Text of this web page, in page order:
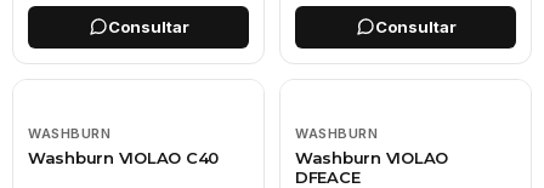
Consultar Consultar
WASHBURN
Washburn VIOLAO C40
WASHBURN
Washburn VIOLAO
DFEACE